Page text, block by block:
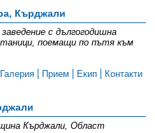
Кърджали
с дългогодишна
поемащи по пътя към
Галерия Прием Екип Контакти
Кърджали, Област